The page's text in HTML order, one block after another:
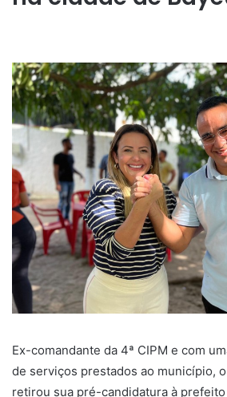
Ex-comandante da 4ª CIPM e com
de serviços prestados ao município,
retirou sua pré-candidatura à